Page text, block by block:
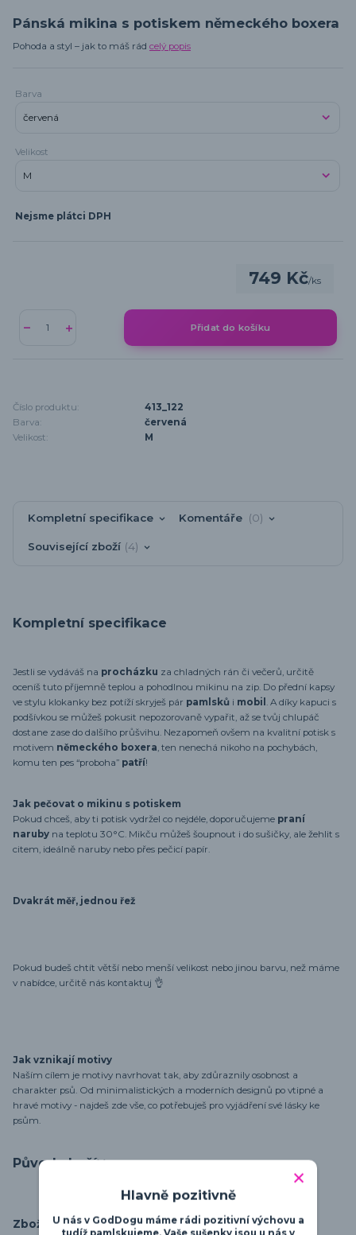
Pánská mikina s potiskem německého boxera
Pohoda a styl – jak to máš rád celý popis
Barva
Velikost
Nejsme plátci DPH
749 Kč/ks
Přidat do košíku
Číslo produktu:
413_122
Barva:
červená
Velikost:
M
Kompletní specifikace Komentáře 0
Související zboží 4
Kompletní specifikace
Jestli se vydáváš na procházku za chladných rán či večerů, určitě
oceníš tuto příjemně teplou a pohodlnou mikinu na zip. Do přední kapsy
ve stylu klokanky bez potíží skryješ pár pamlsků i mobil . A díky kapuci s
podšívkou se můžeš pokusit nepozorovaně vypařit, až se tvůj chlupáč
dostane zase do dalšího průšvihu. Nezapomeň ovšem na kvalitní potisk s
motivem německého boxera, ten nenechá nikoho na pochybách,
komu ten pes “proboha” patří!
Jak pečovat o mikinu s potiskem
Pokud chceš, aby ti potisk vydržel co nejdéle, doporučujeme praní
naruby na teplotu 30°C. Mikču můžeš šoupnout i do sušičky, ale žehlit s
citem, ideálně naruby nebo přes pečicí papír.
Dvakrát měř, jednou řež
Pokud budeš chtít větší nebo menší velikost nebo jinou barvu, než máme
v nabídce, určitě nás kontaktuj 👌
Jak vznikají motivy
Naším cílem je motivy navrhovat tak, aby zdůraznily osobnost a
charakter psů. Od minimalistických a moderních designů po vtipné a
hravé motivy - najdeš zde vše, co potřebuješ pro vyjádření své lásky ke
psům.
Původ zboží
Zboží zařazeno v kategoriích
Hlavně pozitivně
U nás v GodDogu máme rádi pozitivní výchovu a
tudíž pamlskujeme. Vaše sušenky jsou u nás v